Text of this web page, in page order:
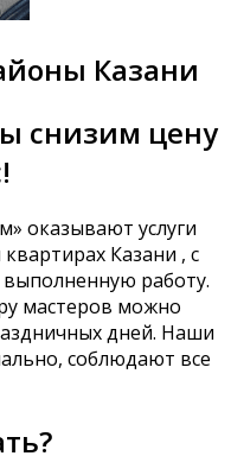
Казани
снизим цену
оказывают услуги
Казани , с
работу.
мастеров можно
дней. Наши
соблюдают все